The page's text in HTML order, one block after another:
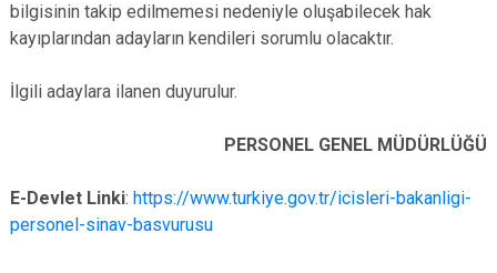
bilgisinin takip edilmemesi nedeniyle oluşabilecek hak
kayıplarından adayların kendileri sorumlu olacaktır.
İlgili adaylara ilanen duyurulur.
PERSONEL GENEL MÜDÜRLÜĞÜ
E-Devlet Linki: https://www.turkiye.gov.tr/icisleri-bakanligi-
personel-sinav-basvurusu